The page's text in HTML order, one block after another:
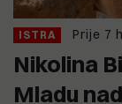
ISTRA Prije 7 h
Nikolina
Mladu